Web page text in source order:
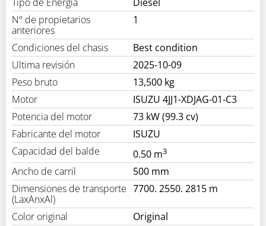
Nº de propietarios
anteriores
1
Condiciones del chasis
Best condition
Ultima revisión
2025-10-09
Peso bruto
13,500 kg
Motor
ISUZU 4JJ1-XDJAG-01-C3
Potencia del motor
73 kW (99.3 cv)
Fabricante del motor
ISUZU
Capacidad del balde
0.50 m3
Ancho de carril
500 mm
Dimensiones de transporte
(LaxAnxAl)
7700. 2550. 2815 m
Color original
Original